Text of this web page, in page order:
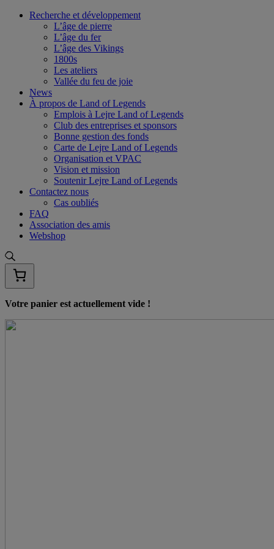
Skip
Recherche et développement
L’âge de pierre
L’âge du fer
L’âge des Vikings
1800s
Les ateliers
Vallée du feu de joie
News
À propos de Land of Legends
Emplois à Lejre Land of Legends
Club des entreprises et sponsors
Bonne gestion des fonds
Carte de Lejre Land of Legends
Organisation et VPAC
Vision et mission
Soutenir Lejre Land of Legends
Contactez nous
Cas oubliés
FAQ
Association des amis
Webshop
Votre panier est actuellement vide !